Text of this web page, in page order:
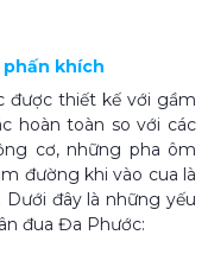
phấn khích
được thiết kế với gầm
hoàn toàn so với các
cơ, những pha ôm
đường khi vào cua là
đây là những yếu
đua Đa Phước: